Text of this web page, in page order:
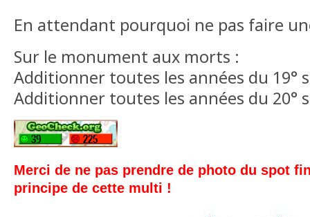
En attendant pourquoi ne pas faire
Sur le monument aux morts :
Additionner toutes les années du 19°
Additionner toutes les années du 20°
Merci de ne pas prendre de photo du spot
principe de cette multi !